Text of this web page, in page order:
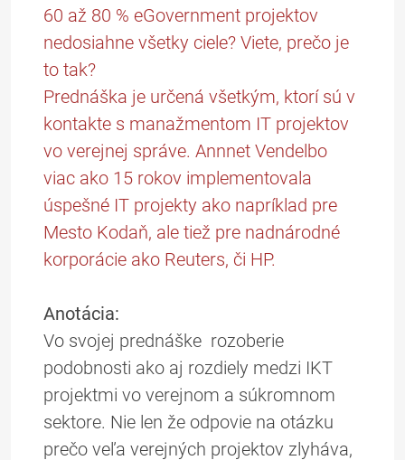
60 až 80 % eGovernment projektov
nedosiahne všetky ciele? Viete, prečo je
to tak?
Prednáška je určená všetkým, ktorí sú v
kontakte s manažmentom IT projektov
vo verejnej správe. Annnet Vendelbo
viac ako 15 rokov implementovala
úspešné IT projekty ako napríklad pre
Mesto Kodaň, ale tiež pre nadnárodné
korporácie ako Reuters, či HP.
Anotácia:
Vo svojej prednáške rozoberie
podobnosti ako aj rozdiely medzi IKT
projektmi vo verejnom a súkromnom
sektore. Nie len že odpovie na otázku
prečo veľa verejných projektov zlyháva,